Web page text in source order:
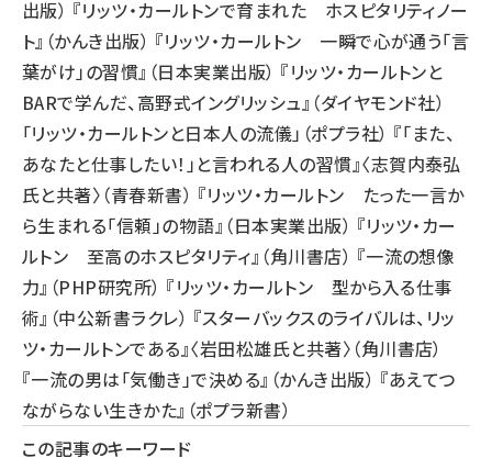
出版） 『リッツ・カールトンで育まれた ホスピタリティノー
ト』（かんき出版） 『リッツ・カールトン 一瞬で心が通う「言
葉がけ」の習慣』（日本実業出版） 『リッツ・カールトンと
BARで学んだ、高野式イングリッシュ』（ダイヤモンド社）
「リッツ・カールトンと日本人の流儀」（ポプラ社） 『「また、
あなたと仕事したい！」と言われる人の習慣』〈志賀内泰弘
氏と共著〉（青春新書） 『リッツ・カールトン たった一言か
ら生まれる「信頼」の物語』（日本実業出版） 『リッツ・カー
ルトン 至高のホスピタリティ』（角川書店） 『一流の想像
力』（PHP研究所） 『リッツ・カールトン 型から入る仕事
術』（中公新書ラクレ） 『スターバックスのライバルは、リッ
ツ・カールトンである』〈岩田松雄氏と共著〉（角川書店）
『一流の男は「気働き」で決める』（かんき出版） 『あえてつ
ながらない生きかた』（ポプラ新書）
この記事のキーワード